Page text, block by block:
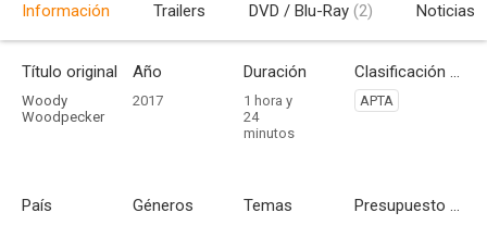
Información Trailers DVD / Blu-Ray (2) Noticias
Título original
Woody
Woodpecker
Año
2017
Duración
1 hora y
24
minutos
Clasificación por edades
APTA
País Géneros Temas Presupuesto - Ingresos